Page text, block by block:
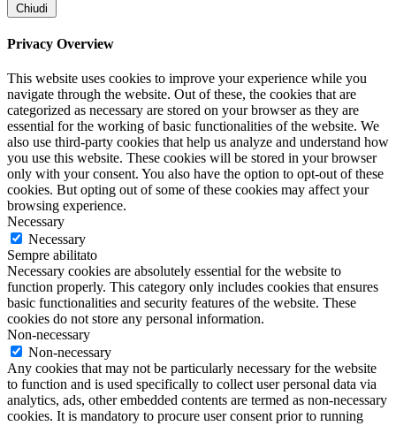
Chiudi
Privacy Overview
This website uses cookies to improve your experience while you
navigate through the website. Out of these, the cookies that are
categorized as necessary are stored on your browser as they are
essential for the working of basic functionalities of the website. We
also use third-party cookies that help us analyze and understand how
you use this website. These cookies will be stored in your browser
only with your consent. You also have the option to opt-out of these
cookies. But opting out of some of these cookies may affect your
browsing experience.
Necessary
Necessary
Sempre abilitato
Necessary cookies are absolutely essential for the website to
function properly. This category only includes cookies that ensures
basic functionalities and security features of the website. These
cookies do not store any personal information.
Non-necessary
Non-necessary
Any cookies that may not be particularly necessary for the website
to function and is used specifically to collect user personal data via
analytics, ads, other embedded contents are termed as non-necessary
cookies. It is mandatory to procure user consent prior to running